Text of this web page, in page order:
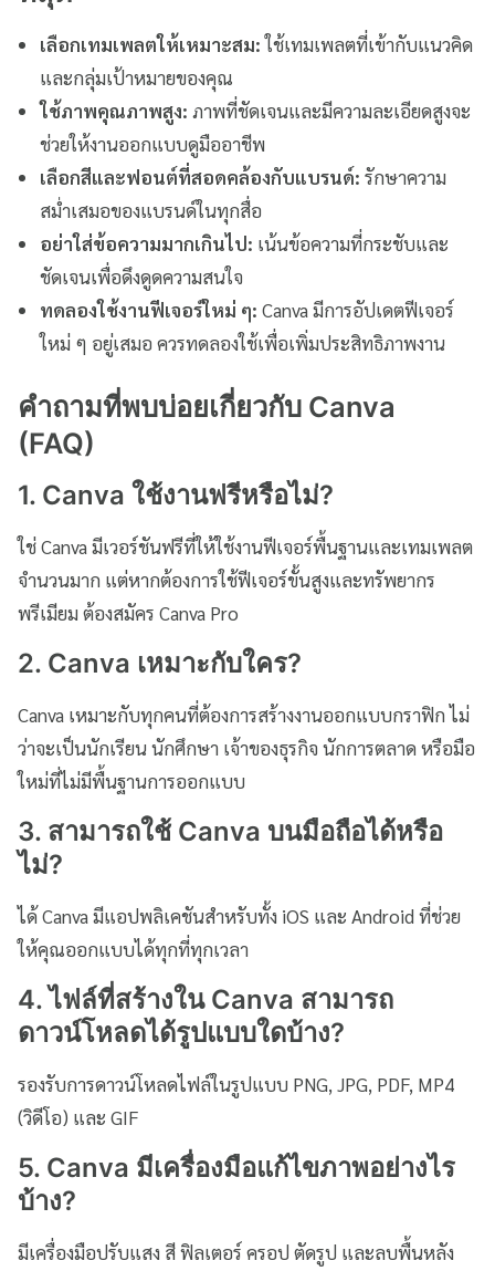
เลือกเทมเพลตให้เหมาะสม:ใช้เทมเพลตที่เข้ากับแนวคิด
และกลุ่มเป้าหมายของคุณ
ใช้ภาพคุณภาพสูง: ภาพที่ชัดเจนและมีความละเอียดสูงจะ
ช่วยให้งานออกแบบดูมืออาชีพ
เลือกสีและฟอนต์ที่สอดคล้องกับแบรนด์: รักษาความ
สม่ำเสมอของแบรนด์ในทุกสื่อ
อย่าใส่ข้อความมากเกินไป: เน้นข้อความที่กระชับและ
ชัดเจนเพื่อดึงดูดความสนใจ
ทดลองใช้งานฟีเจอร์ใหม่ ๆ: Canva มีการอัปเดตฟีเจอร์
ใหม่ ๆ อยู่เสมอ ควรทดลองใช้เพื่อเพิ่มประสิทธิภาพงาน
คำถามที่พบบ่อยเกี่ยวกับ Canva
(FAQ)
1. Canva ใช้งานฟรีหรือไม่?
ใช่ Canva มีเวอร์ชันฟรีที่ให้ใช้งานฟีเจอร์พื้นฐานและเทมเพลต
จำนวนมาก แต่หากต้องการใช้ฟีเจอร์ขั้นสูงและทรัพยากร
พรีเมียม ต้องสมัคร Canva Pro
2. Canva เหมาะกับใคร?
Canva เหมาะกับทุกคนที่ต้องการสร้างงานออกแบบกราฟิก ไม่
ว่าจะเป็นนักเรียน นักศึกษา เจ้าของธุรกิจ นักการตลาด หรือมือ
ใหม่ที่ไม่มีพื้นฐานการออกแบบ
3. สามารถใช้ Canva บนมือถือได้หรือ
ไม่?
ได้ Canva มีแอปพลิเคชันสำหรับทั้ง iOS และ Android ที่ช่วย
ให้คุณออกแบบได้ทุกที่ทุกเวลา
4. ไฟล์ที่สร้างใน Canva สามารถ
ดาวน์โหลดได้รูปแบบใดบ้าง?
รองรับการดาวน์โหลดไฟล์ในรูปแบบ PNG, JPG, PDF, MP4
(วิดีโอ) และ GIF
5. Canva มีเครื่องมือแก้ไขภาพอย่างไร
บ้าง?
มีเครื่องมือปรับแสง สี ฟิลเตอร์ ครอป ตัดรูป และลบพื้นหลัง